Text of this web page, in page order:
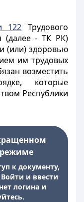
122 Трудового
(далее - ТК РК)
(или) здоровью
им трудовых
возместить
которые
Республики
к документу,
и ввести
логина и